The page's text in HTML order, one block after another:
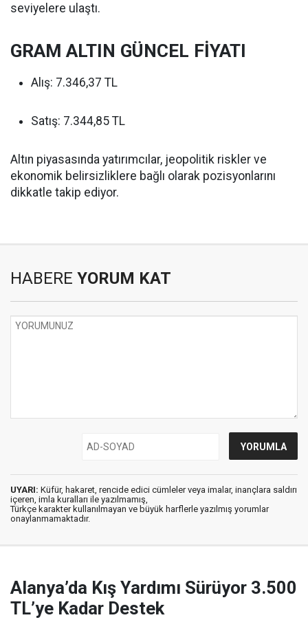
seviyelere ulaştı.
GRAM ALTIN GÜNCEL FİYATI
Alış: 7.346,37 TL
Satış: 7.344,85 TL
Altın piyasasında yatırımcılar, jeopolitik riskler ve
ekonomik belirsizliklere bağlı olarak pozisyonlarını
dikkatle takip ediyor.
HABERE YORUM KAT
UYARI: Küfür, hakaret, rencide edici cümleler veya imalar, inançlara saldırı
içeren, imla kuralları ile yazılmamış,
Türkçe karakter kullanılmayan ve büyük harflerle yazılmış yorumlar
onaylanmamaktadır.
Alanya’da Kış Yardımı Sürüyor 3.500
TL’ye Kadar Destek